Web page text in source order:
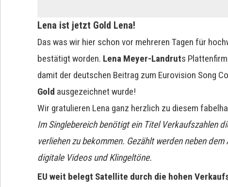
Lena ist jetzt Gold Lena!
Das was wir hier schon vor mehreren Tagen für
bestätigt worden. Lena Meyer-Landruts
damit der deutschen Beitrag zum Eurovision Song
Gold ausgezeichnet wurde!
Wir gratulieren Lena ganz herzlich zu diesem
Im Singlebereich benötigt ein Titel Verkaufszahlen
verliehen zu bekommen. Gezählt werden neben
digitale Videos und Klingeltöne.
EU weit belegt Satellite durch die hohen